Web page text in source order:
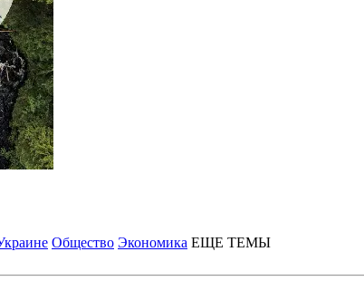
Общество Экономика ЕЩЕ ТЕМЫ